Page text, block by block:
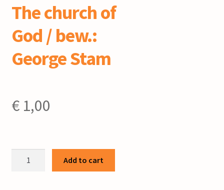
The church of
God / bew.:
George Stam
€1,00
Add to cart